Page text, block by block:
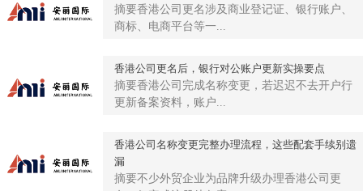
摘要香港公司更名涉及商业登记证、银行账户、
商标、电商平台等一...
香港公司更名后，银行对公账户更新实操要点
摘要香港公司完成名称变更，若迟迟不去开户行
更新备案资料，账户...
香港公司名称变更完整办理流程，这些配套手续别遗
漏
摘要不少外贸企业为品牌升级办理香港公司更